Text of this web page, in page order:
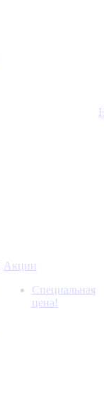
Акции
Специальная
цена!